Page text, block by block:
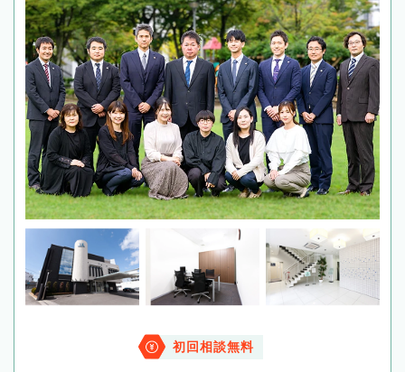
初回相談無料